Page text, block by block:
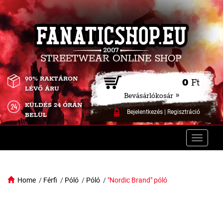
0 Ft
Bevásárlókosár »
Bejelentkezés| Regisztráció
90% RAKTÁRON
LÉVŐ ÁRU
KÜLDÉS 24 ÓRÁN
BELÜL
Toggle
Home / Férfi / Póló / Póló / "Nordic Brand" póló